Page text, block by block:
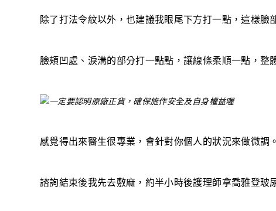
除了打法令紋以外，也建議我眼尾下方打一點，這樣臉
臉頰凹處、淚溝的部分打一點點，讓線條柔順一點，整
感覺得出來醫生很專業，會針對你個人的狀況來做微調。
諮詢結束後我先去敷麻，約半小時後護理師拿喬雅登玻